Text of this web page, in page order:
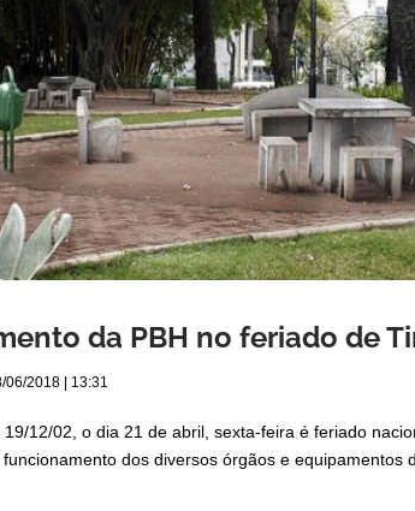
da PBH no feriado de
06/2018 | 13:31
12/02, o dia 21 de abril, sexta-feira é feriado
dos diversos órgãos e equipamentos